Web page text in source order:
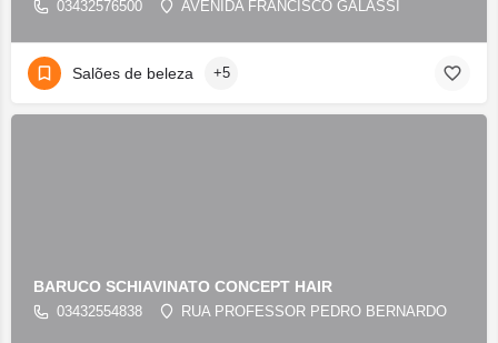
03432576500 AVENIDA FRANCISCO GALASSI
Salões de beleza +5
BARUCO SCHIAVINATO CONCEPT HAIR
03432554838 RUA PROFESSOR PEDRO BERNARDO